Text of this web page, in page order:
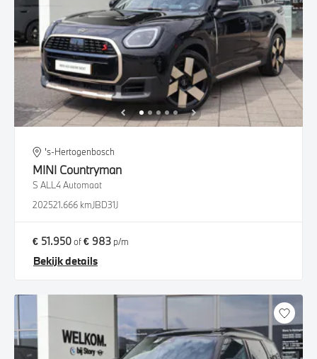
's-Hertogenbosch
MINI Countryman
S ALL4 Automaat
202521.666 kmJBD31J
€ 51.950of€ 983 p/m
Bekijk details